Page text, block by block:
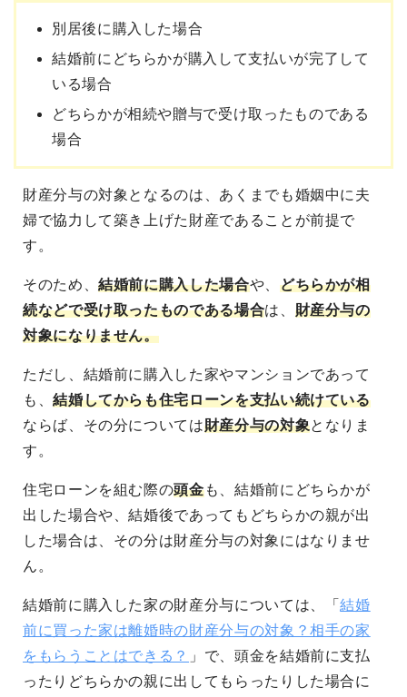
別居後に購入した場合
結婚前にどちらかが購入して支払いが完了して
いる場合
どちらかが相続や贈与で受け取ったものである
場合
財産分与の対象となるのは、あくまでも婚姻中に夫
婦で協力して築き上げた財産であることが前提で
す。
そのため、結婚前に購入した場合や、 どちらかが相
続などで受け取ったものである場合は、 財産分与の
対象になりません。
ただし、結婚前に購入した家やマンションであって
も、結婚してからも住宅ローンを支払い続けている
ならば、その分については財産分与の対象となりま
す。
住宅ローンを組む際の頭金も、結婚前にどちらかが
出した場合や、結婚後であってもどちらかの親が出
した場合は、その分は財産分与の対象にはなりませ
ん。
結婚前に購入した家の財産分与については、「結婚
前に買った家は離婚時の財産分与の対象？相手の家
をもらうことはできる？ 」で、頭金を結婚前に支払
ったりどちらかの親に出してもらったりした場合に